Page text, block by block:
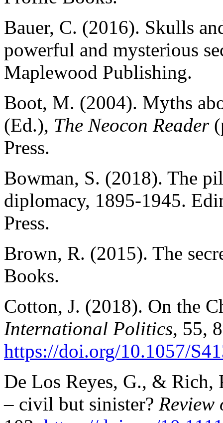
Bauer, C. (2016). Skulls
powerful and mysterious
Maplewood Publishing.
Boot, M. (2004). Myths
(Ed.), The Neocon Reader
Press.
Bowman, S. (2018). The
diplomacy, 1895-1945.
Press.
Brown, R. (2015). The
Books.
Cotton, J. (2018). On the
International Politics, 55,
https://doi.org/10.1057/
De Los Reyes, G., & Rich,
– civil but sinister? Review